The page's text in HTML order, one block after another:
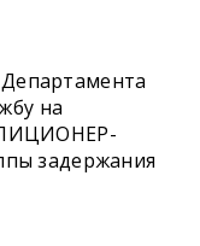
на
задержания